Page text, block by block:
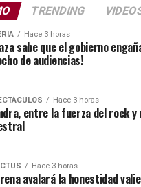
TRENDING
Hace 3 horas
sabe que el gobierno
de audiencias!
Hace 3 horas
entre la fuerza del rock y
Hace 3 horas
avalará la honestidad